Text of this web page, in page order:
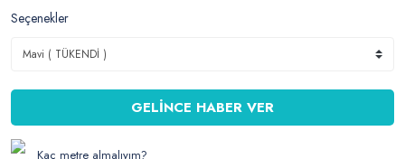
Seçenekler
GELİNCE HABER VER
Kaç metre almalıyım?